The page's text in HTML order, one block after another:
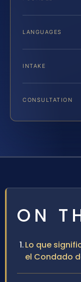
LANGUAGES
INTAKE
CONSULTATION
ON
Lo que
el Condado